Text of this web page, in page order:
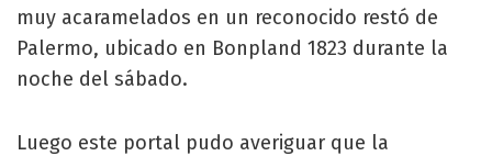
muy acaramelados en un reconocido restó de
Palermo, ubicado en Bonpland 1823 durante la
noche del sábado.
Luego este portal pudo averiguar que la